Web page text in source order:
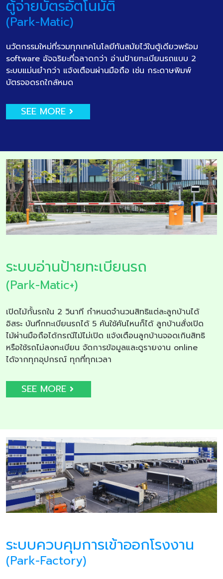
ตู้จ่ายบัตรอัตโนมัติ
(Park-Matic)
นวัตกรรมใหม่ที่รวมทุกเทคโนโลยีทันสมัยไว้ในตู้เดียวพร้อม
software อัจฉริยะที่ฉลาดกว่า อ่านป้ายทะเบียนรถแบบ 2
ระบบแม่นยำกว่า แจ้งเตือนผ่านมือถือ เช่น กระดาษพิมพ์
บัตรจอดรถใกล้หมด
SEE MORE
ระบบอ่านป้ายทะเบียนรถ
(Park-Matic+)
เปิดไม้กั้นรถใน 2 วินาที กำหนดจำนวนสิทธิแต่ละลูกบ้านได้
อิสระ บันทึกทะเบียนรถได้ 5 คันใช้คันไหนก็ได้ ลูกบ้านสั่งเปิด
ไม้ผ่านมือถือได้กรณีไม้ไม่เปิด แจ้งเตือนลูกบ้านจอดเกินสิทธิ
หรือใช้รถไม่ลงทะเบียน จัดการข้อมูลและดูรายงาน online
ได้จากทุกอุปกรณ์ ทุกที่ทุกเวลา
SEE MORE
ระบบควบคุมการเข้าออกโรงงาน
(Park-Factory)